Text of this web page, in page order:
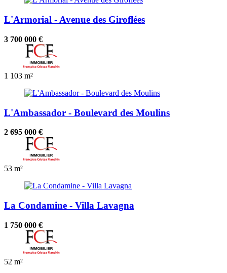
L'Armorial - Avenue des Giroflées
3 700 000 €
1 103 m²
L'Ambassador - Boulevard des Moulins
2 695 000 €
53 m²
La Condamine - Villa Lavagna
1 750 000 €
52 m²